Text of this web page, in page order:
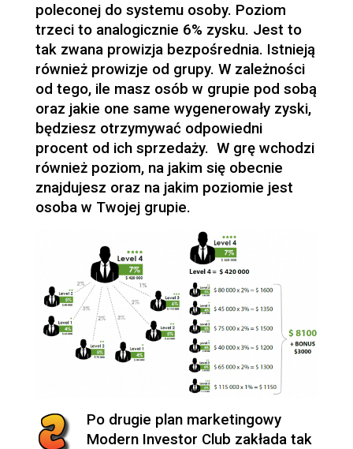
poleconej do systemu osoby. Poziom
trzeci to analogicznie 6% zysku. Jest to
tak zwana prowizja bezpośrednia. Istnieją
również prowizje od grupy. W zależności
od tego, ile masz osób w grupie pod sobą
oraz jakie one same wygenerowały zyski,
będziesz otrzymywać odpowiedni
procent od ich sprzedaży. W grę wchodzi
również poziom, na jakim się obecnie
znajdujesz oraz na jakim poziomie jest
osoba w Twojej grupie.
Po drugie plan marketingowy
Modern Investor Club zakłada tak